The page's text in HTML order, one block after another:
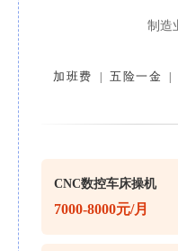
制造
加班费 五险一金
CNC数控车床操机
7000-8000元/月